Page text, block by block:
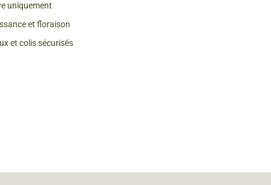
uniquement
et floraison
et colis sécurisés